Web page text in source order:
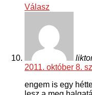
Válasz
2011. október 8.
engem is egy